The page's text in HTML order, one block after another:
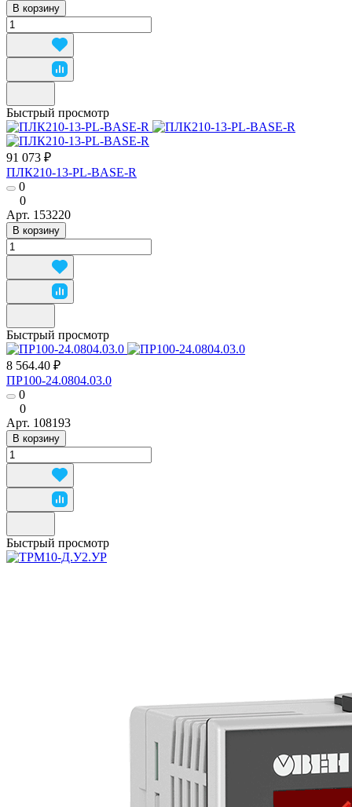
В корзину
Быстрый просмотр
91 073 ₽
ПЛК210-13-PL-BASE-R
0
0
Арт. 153220
В корзину
Быстрый просмотр
8 564.40 ₽
ПР100-24.0804.03.0
0
0
Арт. 108193
В корзину
Быстрый просмотр